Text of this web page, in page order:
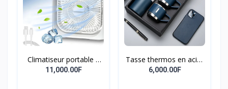
Climatiseur portable 3
en 1 USB, petit
11,000.00F
Tasse thermos en acier
inoxydable Ensemble-
6,000.00F